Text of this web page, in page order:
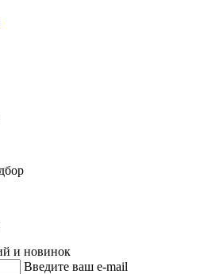
и новинок
Введите ваш e-mail